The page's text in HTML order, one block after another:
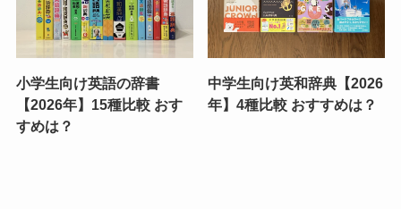
小学生向け英語の辞書
【2026年】15種比較 おす
すめは？
中学生向け英和辞典【2026
年】4種比較 おすすめは？